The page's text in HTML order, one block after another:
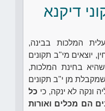
דיקנא
המלכות בבינה,
יוצאים מי"ב תקונים
בחינת המלכות,
מן י"ב תקונים
ונקה לא ינקה, כי כל
הם מכלים ואורות